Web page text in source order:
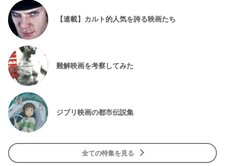
【連載】カルト的人気を誇る映画たち
難解映画を考察してみた
ジブリ映画の都市伝説集
全ての特集を見る